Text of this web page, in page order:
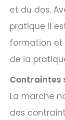
et du dos.
pratique il
formation et
de la
Contraintes
La marche
des